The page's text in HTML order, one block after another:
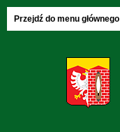
Przejdź do menu głównego